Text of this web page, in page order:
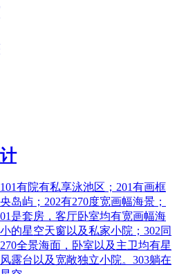
有院有私享泳池区；201有画框
岛屿；202有270度宽画幅海景；
是套房，客厅卧室均有宽画幅海
的星空天窗以及私家小院；302同
全景海面，卧室以及主卫均有星
露台以及宽敞独立小院。303躺在